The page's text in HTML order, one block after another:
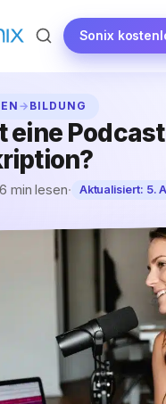
Sonix
→ BILDUNG
eine
6 min lesen· Aktualisiert: 5.